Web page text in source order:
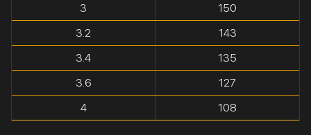
3
150
3.2
143
3.4
135
3.6
127
4
108